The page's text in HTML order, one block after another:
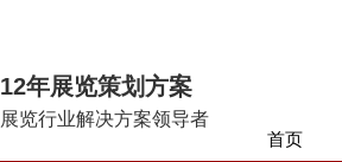
12年展览策划方案
展览行业解决方案领导者
首页